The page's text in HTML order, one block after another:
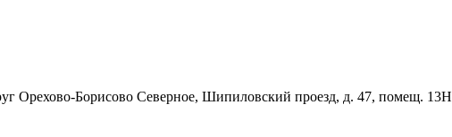
Орехово-Борисово Северное, Шипиловский проезд, д. 47, помещ. 13Н